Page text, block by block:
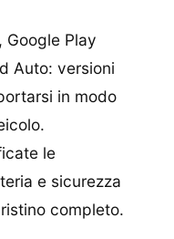
Google Play
Auto: versioni
in modo
le
e sicurezza
completo.